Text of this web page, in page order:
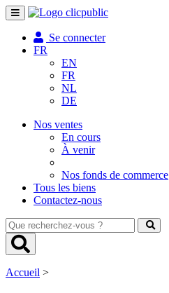
Toggle
navigation
Se connecter
FR
EN
FR
NL
DE
Nos ventes
En cours
À venir
Nos fonds de commerce
Tous les biens
Contactez-nous
Que
recherchez-
vous
Accueil >